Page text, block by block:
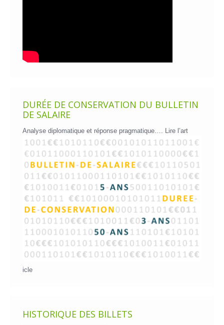
DURÉE DE CONSERVATION DU BULLETIN
DE SALAIRE
Analyse diplomatique et réponse pragmatique…. Lire l’art
icle
HISTORIQUE DES BILLETS